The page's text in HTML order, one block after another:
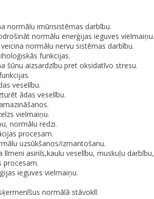
normālu imūnsistēmas darbību.
normālu enerģijas ieguves vielmaiņu.
normālu nervu sistēmas darbību.
funkcijas.
šūnu aizsardzību pret oksidatīvo stresu.
veselību.
ādas veselību.
vielmaiņu.
normālu redzi.
procesam.
uzsūkšanos/izmantošanu.
asinīs,kaulu veselību, muskuļu
procesam.
ieguves vielmaiņu.
normālā stāvoklī.